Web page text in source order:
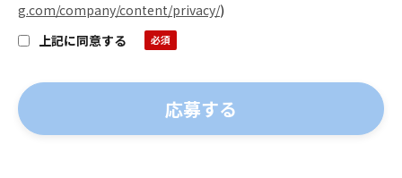
g.com/company/content/privacy/)
上記に同意する